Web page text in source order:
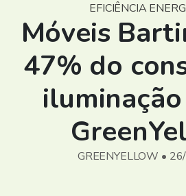
EFICIÊNCIA
Móveis
47% do
GREENYELLOW •